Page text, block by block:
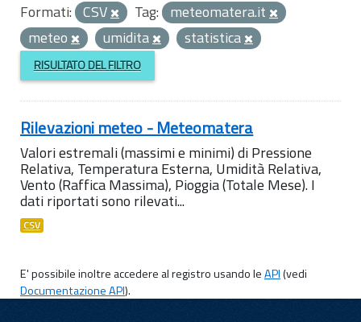
Formati: CSV Tag: meteomatera.it
meteo
umidita statistica
RISULTATO DEL FILTRO
Rilevazioni meteo - Meteomatera
Valori estremali (massimi e minimi) di Pressione
Relativa, Temperatura Esterna, Umidità Relativa,
Vento (Raffica Massima), Pioggia (Totale Mese). I
dati riportati sono rilevati...
CSV
E' possibile inoltre accedere al registro usando leAPI(vedi
Documentazione API).